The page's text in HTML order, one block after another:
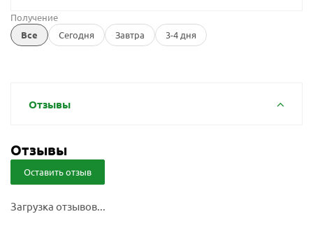
Получение
Все
Сегодня Завтра 3-4 дня
Отзывы
Отзывы
Оставить отзыв
Загрузка отзывов...